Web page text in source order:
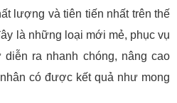
lượng và tiên tiến nhất trên thế
là những loại mới mẻ, phục vụ
ra nhanh chóng, nâng cao
có được kết quả như mong